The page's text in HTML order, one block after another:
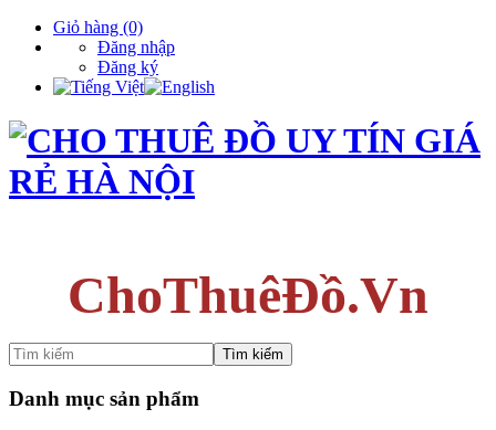
Giỏ hàng (0)
Đăng nhập
Đăng ký
ChoThuêĐồ.Vn
Tìm kiếm
Danh mục sản phẩm